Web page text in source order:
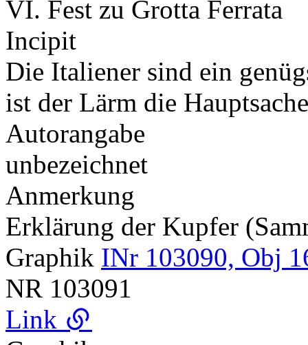
VI. Fest zu Grotta Ferrata
Incipit
Die Italiener sind ein
ist der Lärm die
Autorangabe
unbezeichnet
Anmerkung
Erklärung der Kupfer
Graphik INr 103090, Obj
NR 103091
Link